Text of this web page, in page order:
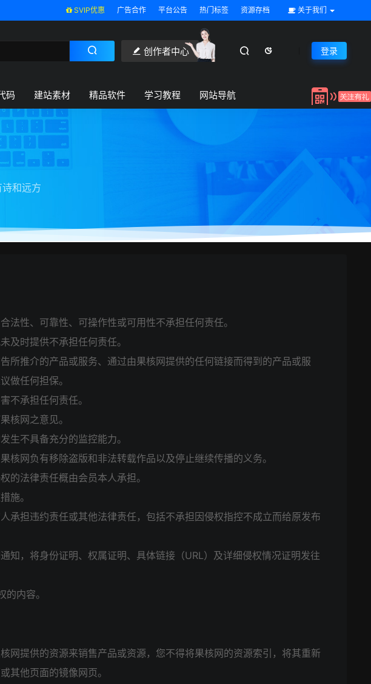
SVIP优惠 广告合作 平台公告 热门标签 资源存档 关于我们
创作者中心 登录
码 建站素材 精品软件 学习教程 网站导航
和远方
性、可靠性、可操作性或可用性不承担任何责任。
及时提供不承担任何责任。
所推介的产品或服务、通过由果核网提供的任何链接而得到的产品或服
做任何担保。
不承担任何责任。
核网之意见。
生不具备充分的监控能力。
网负有移除盗版和非法转载作品以及停止继续传播的义务。
的法律责任概由会员本人承担。
施。
承担违约责任或其他法律责任，包括不承担因侵权指控不成立而给原发布
知，将身份证明、权属证明、具体链接（URL）及详细侵权情况证明发往
内容。
网提供的资源来销售产品或资源，您不得将果核网的资源索引，将其重新
其他页面的镜像网页。